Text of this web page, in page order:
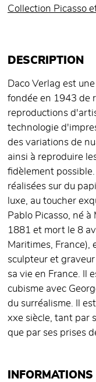
Collection Picasso
DESCRIPTION
Daco Verlag est
fondée en 1943 de
reproductions
technologie
des variations de
ainsi à reproduire
fidèlement
réalisées sur du
luxe, au toucher
Pablo Picasso, né
1881 et mort le 8
Maritimes, France),
sculpteur et
sa vie en France. Il
cubisme avec
du surréalisme. Il
xxe siècle, tant par
que par ses prises